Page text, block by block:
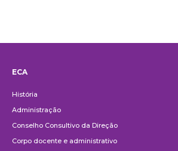
ECA
História
Administração
Conselho Consultivo da Direção
Corpo docente e administrativo